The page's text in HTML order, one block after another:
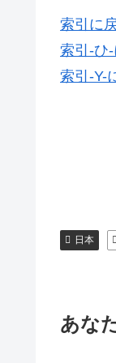
索引に
索引-ひ
索引-Y-
日本
あな